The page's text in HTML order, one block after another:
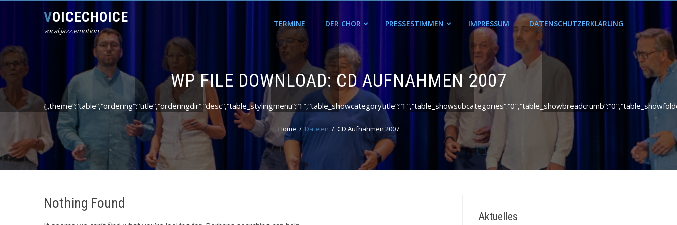
VOICECHOICE
vocal.jazz.emotion
TERMINE DER CHOR PRESSESTIMMEN IMPRESSUM DATENSCHUTZERKLÄRUNG
WP FILE DOWNLOAD:CD AUFNAHMEN 2007
Home Dateien CD Aufnahmen 2007
Nothing Found
Aktuelles